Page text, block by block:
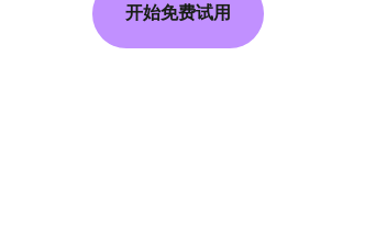
开始免费试用